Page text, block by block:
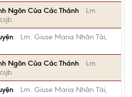
Ngôn Của Các Thánh
Lm.
Lm. Giuse Maria Nhân Tài,
Ngôn Của Các Thánh
Lm.
Lm. Giuse Maria Nhân Tài,